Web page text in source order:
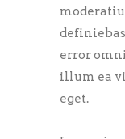
error
illum ea
eget.